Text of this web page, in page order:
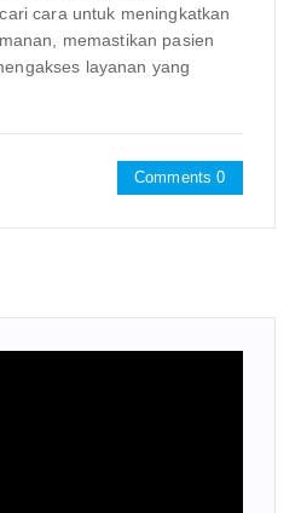
cara untuk meningkatkan
memastikan pasien
layanan yang
Comments 0